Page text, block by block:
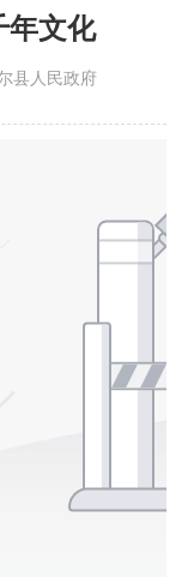
年文化
县人民政府